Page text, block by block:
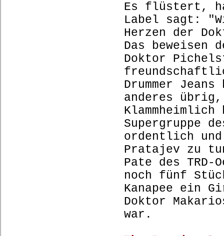
Es flüstert,
Label sagt:
Herzen der
Das beweisen
Doktor
Drummer
anderes
Supergruppe
ordentlich und
Pratajev zu
Pate des TRD-
noch fünf
Kanapee ein
Doktor
war.